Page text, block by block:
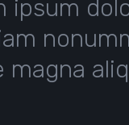
ipsum
magna